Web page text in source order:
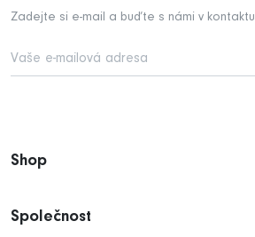
Zadejte si e-mail a buďte s námi v kontaktu
Shop
Společnost